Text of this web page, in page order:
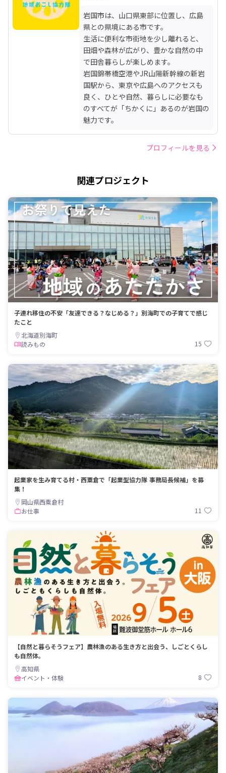
岩国市は、山口県東部に位置し、広島
県との県境にある市です。
生活に便利な市街地を少し離れると、
田畑や森林が広がり、豊かな自然の中
で田舎暮らしが楽しめます。
岩国錦帯橋空港やJR山陽新幹線の新岩
国駅から、東京や広島へのアクセスも
良く、ひとや自然、暮らしに必要なも
のすべてが「ちかくに」あるのが岩国の
魅力です。
プロフィールを見る
関連プロジェクト
子連れ移住の不安「友達できる？なじめる？」別海町での子育てで感じ
たこと
北海道別海町
読みもの
15
起業家を生み育てる村・西粟倉で「起業型協力隊 事務局長候補」を募
集！
岡山県西粟倉村
お仕事
11
【自然と暮らそうフェア】農林漁のある生き方と出会う、しごとくらし
も自然体。
高知県
イベント・体験
8